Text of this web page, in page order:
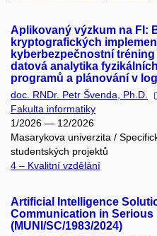
Aplikovaný výzkum na FI:
kryptografických
kyberbezpečnostní
datová analytika
programů a plánování v
doc. RNDr. Petr Švenda, Ph.D.
Fakulta informatiky
1/2026 — 12/2026
Masarykova univerzita /
studentských projektů
4 – Kvalitní vzdělání
Artificial Intelligence
Communication in Serious
(MUNI/SC/1983/2024)